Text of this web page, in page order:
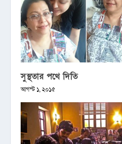
সুস্থতার পথে দিতি
আগস্ট ১, ২০১৫